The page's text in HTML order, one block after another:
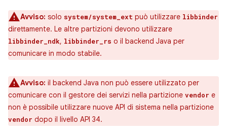
Avviso: solo system/system_ext può utilizzare libbinder
direttamente. Le altre partizioni devono utilizzare
libbinder_ndk, libbinder_rs o il backend Java per
comunicare in modo stabile.
Avviso: il backend Java non può essere utilizzato per
comunicare con il gestore dei servizi nella partizione vendor e
non è possibile utilizzare nuove API di sistema nella partizione
vendor dopo il livello API 34.